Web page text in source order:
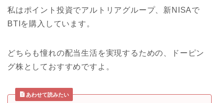
私はポイント投資でアルトリアグループ、新NISAで
BTIを購入しています。
どちらも憧れの配当生活を実現するための、ドーピン
グ株としておすすめですよ。
あわせて読みたい